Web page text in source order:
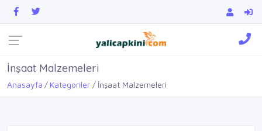
İnşaat Malzemeleri
Anasayfa Kategoriler İnşaat Malzemeleri